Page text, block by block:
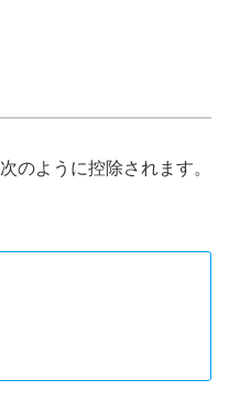
のように控除されます。